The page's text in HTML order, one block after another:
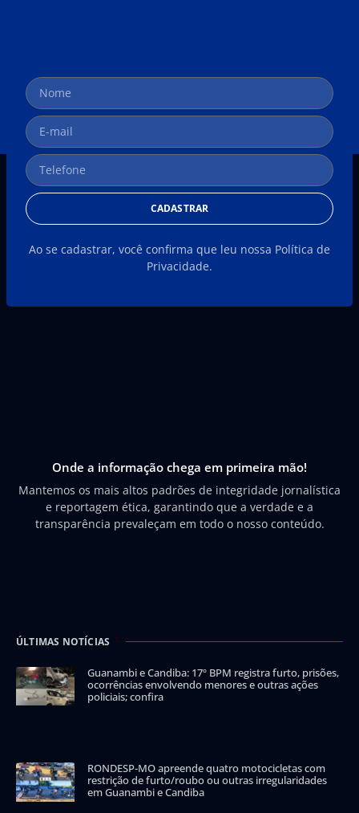
CADASTRAR
Ao se cadastrar, você confirma que leu nossa Política de
Privacidade.
Onde a informação chega em primeira mão!
Mantemos os mais altos padrões de integridade jornalística
e reportagem ética, garantindo que a verdade e a
transparência prevaleçam em todo o nosso conteúdo.
ÚLTIMAS NOTÍCIAS
Guanambi e Candiba: 17º BPM registra furto, prisões,
ocorrências envolvendo menores e outras ações
policiais; confira
RONDESP-MO apreende quatro motocicletas com
restrição de furto/roubo ou outras irregularidades
em Guanambi e Candiba